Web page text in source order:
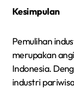
Kesimpulan
Pemulihan
merupakan
Indonesia.
industri